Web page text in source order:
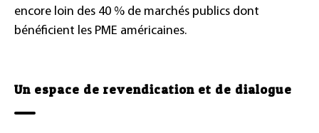
encore loin des 40 % de marchés publics dont
bénéficient les PME américaines.
Un espace de revendication et de dialogue